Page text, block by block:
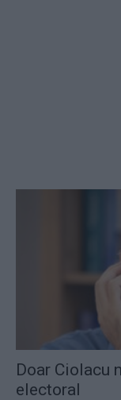
Doar Ciolacu
electoral